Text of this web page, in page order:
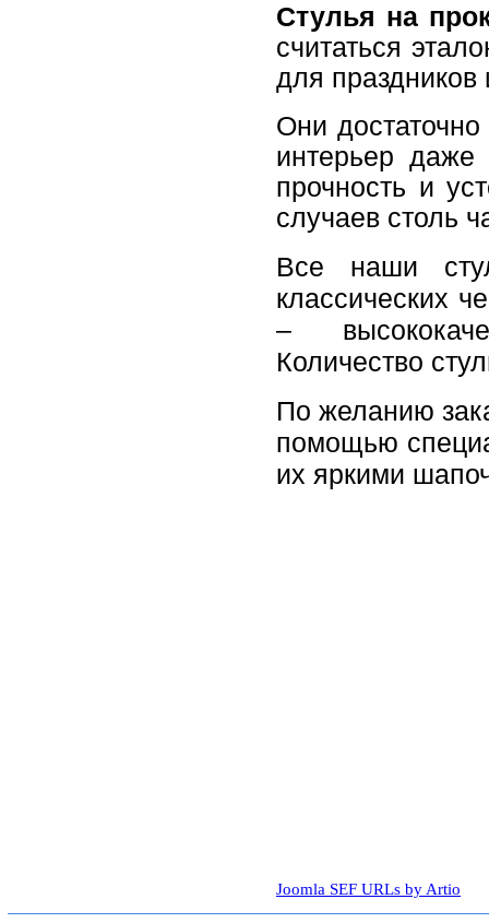
Стулья на
считаться
для
Они
интерьер
прочность и
случаев столь
Все наши
классических
–
Количество
По желанию
помощью
их яркими
Joomla SEF URLs by Artio